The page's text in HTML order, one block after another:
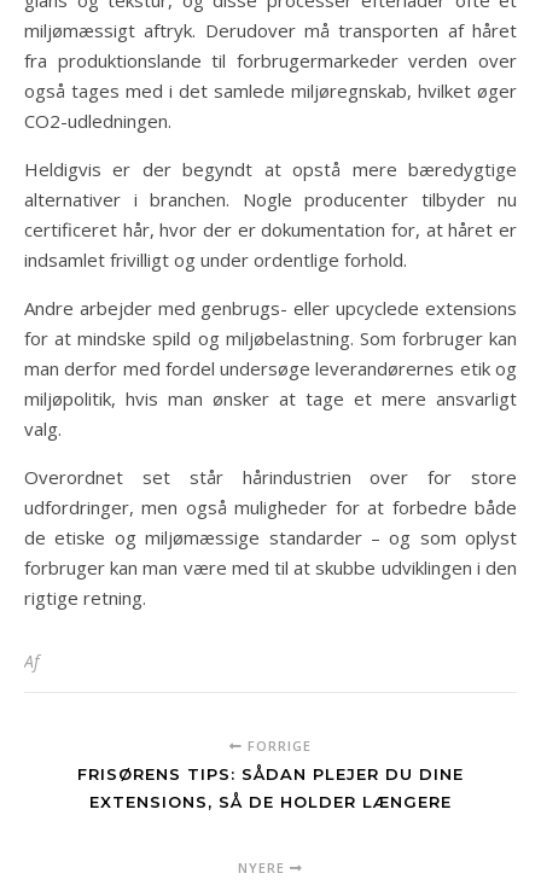
miljømæssigt aftryk. Derudover må transporten af håret
fra produktionslande til forbrugermarkeder verden over
også tages med i det samlede miljøregnskab, hvilket øger
CO2-udledningen.
Heldigvis er der begyndt at opstå mere bæredygtige
alternativer i branchen. Nogle producenter tilbyder nu
certificeret hår, hvor der er dokumentation for, at håret er
indsamlet frivilligt og under ordentlige forhold.
Andre arbejder med genbrugs- eller upcyclede extensions
for at mindske spild og miljøbelastning. Som forbruger kan
man derfor med fordel undersøge leverandørernes etik og
miljøpolitik, hvis man ønsker at tage et mere ansvarligt
valg.
Overordnet set står hårindustrien over for store
udfordringer, men også muligheder for at forbedre både
de etiske og miljømæssige standarder – og som oplyst
forbruger kan man være med til at skubbe udviklingen i den
rigtige retning.
Af
FORRIGE
FRISØRENS TIPS: SÅDAN PLEJER DU DINE
EXTENSIONS, SÅ DE HOLDER LÆNGERE
NYERE